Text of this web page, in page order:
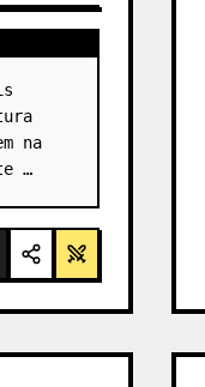
na